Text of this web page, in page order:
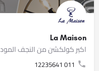
La Maison
اكبر كولكشن من النجف
011 12235641